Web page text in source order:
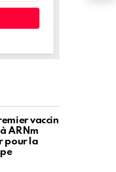
vaccin
ARNm
pour la